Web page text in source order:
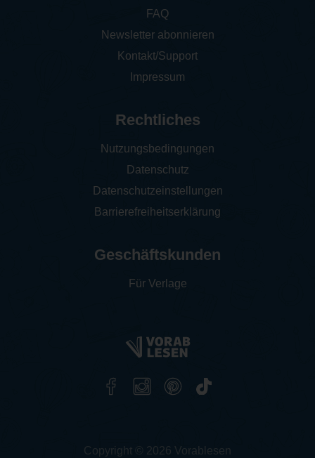
FAQ
Newsletter abonnieren
Kontakt/Support
Impressum
Rechtliches
Nutzungsbedingungen
Datenschutz
Datenschutzeinstellungen
Barrierefreiheitserklärung
Geschäftskunden
Für Verlage
Copyright © 2026 Vorablesen